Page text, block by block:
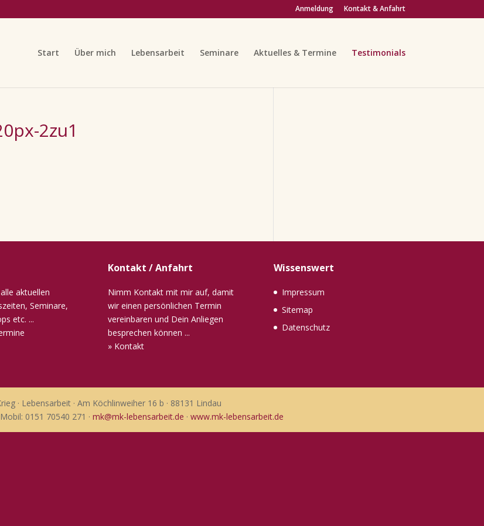
Anmeldung Kontakt & Anfahrt
Start Über mich Lebensarbeit Seminare Aktuelles & Termine Testimonials
2zu1
aktuellen
Seminare,
etc. ...
Kontakt / Anfahrt
Nimm Kontakt mit mir auf, damit
wir einen persönlichen Termin
vereinbaren und Dein Anliegen
besprechen können ...
» Kontakt
Wissenswert
Impressum
Sitemap
Datenschutz
· Lebensarbeit · Am Köchlinweiher 16 b · 88131 Lindau
0151 70540 271 · mk@mk-lebensarbeit.de · www.mk-lebensarbeit.de